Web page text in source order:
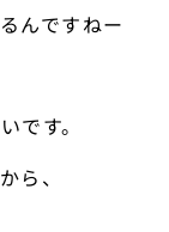
んですねー
です。
ら、